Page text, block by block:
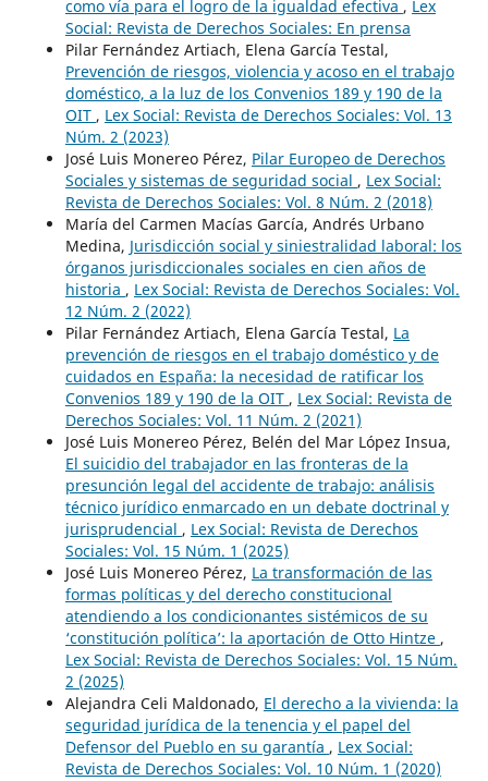
como vía para el logro de la igualdad efectiva , Lex
Social: Revista de Derechos Sociales: En prensa
Pilar Fernández Artiach, Elena García Testal,
Prevención de riesgos, violencia y acoso en el trabajo
doméstico, a la luz de los Convenios 189 y 190 de la
OIT , Lex Social: Revista de Derechos Sociales: Vol. 13
Núm. 2 (2023)
José Luis Monereo Pérez, Pilar Europeo de Derechos
Sociales y sistemas de seguridad social , Lex Social:
Revista de Derechos Sociales: Vol. 8 Núm. 2 (2018)
María del Carmen Macías García, Andrés Urbano
Medina, Jurisdicción social y siniestralidad laboral: los
órganos jurisdiccionales sociales en cien años de
historia , Lex Social: Revista de Derechos Sociales: Vol.
12 Núm. 2 (2022)
Pilar Fernández Artiach, Elena García Testal, La
prevención de riesgos en el trabajo doméstico y de
cuidados en España: la necesidad de ratificar los
Convenios 189 y 190 de la OIT , Lex Social: Revista de
Derechos Sociales: Vol. 11 Núm. 2 (2021)
José Luis Monereo Pérez, Belén del Mar López Insua,
El suicidio del trabajador en las fronteras de la
presunción legal del accidente de trabajo: análisis
técnico jurídico enmarcado en un debate doctrinal y
jurisprudencial , Lex Social: Revista de Derechos
Sociales: Vol. 15 Núm. 1 (2025)
José Luis Monereo Pérez, La transformación de las
formas políticas y del derecho constitucional
atendiendo a los condicionantes sistémicos de su
‘constitución política’: la aportación de Otto Hintze ,
Lex Social: Revista de Derechos Sociales: Vol. 15 Núm.
2 (2025)
Alejandra Celi Maldonado, El derecho a la vivienda: la
seguridad jurídica de la tenencia y el papel del
Defensor del Pueblo en su garantía , Lex Social:
Revista de Derechos Sociales: Vol. 10 Núm. 1 (2020)